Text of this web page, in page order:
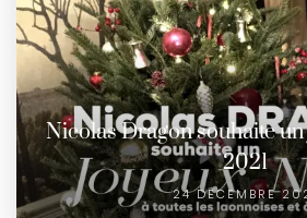
Nicolas Dragon souhaite
2021
24 DÉCEMBRE